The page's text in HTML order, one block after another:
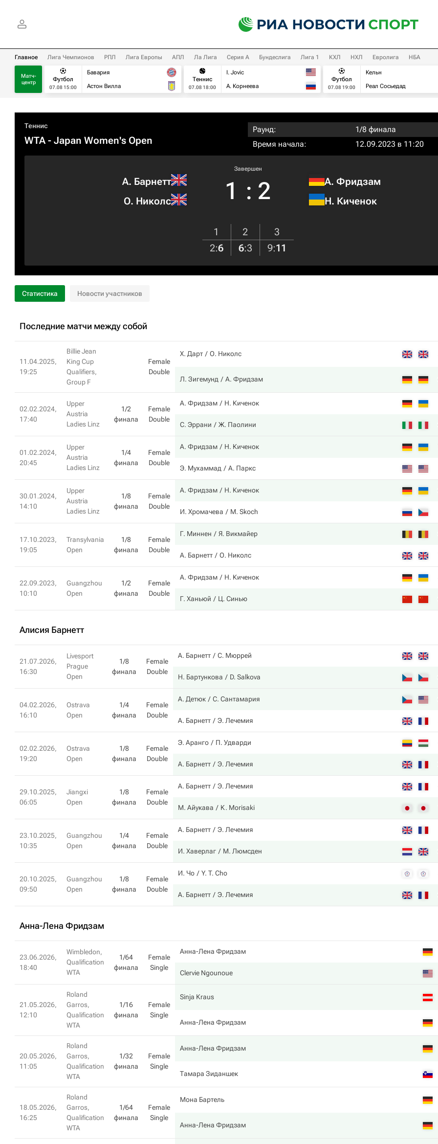
Главное Лига Чемпионов РПЛ Лига Европы АПЛ Ла Лига Серия А Бундеслига Лига 1 КХЛ НХЛ Евролига НБА
Матч-
центр
Футбол
07.08 15:00
Бавария
Астон Вилла
Теннис
07.08 18:00
I. Jovic
А. Корнеева
Футбол
07.08 19:00
Кельн
Реал Сосьедад
Теннис
WTA- Japan Women's Open
Раунд:
1/8 финала
Время начала:
12.09.2023 в 11:20
А. Барнетт
О. Николс
Завершен
1 : 2
А. Фридзам
Н. Киченок
1 2
3
2:6 6:3 9:11
Статистика Новости участников
Последние матчи между собой
11.04.2025,
19:25
Billie Jean
King Cup
Qualifiers,
Group F
Female
Double
Х. Дарт О. Николс
Л. Зигемунд А. Фридзам
02.02.2024,
17:40
Upper
Austria
Ladies Linz
1/2
финала
Female
Double
А. Фридзам Н. Киченок
С. Эррани Ж. Паолини
01.02.2024,
20:45
Upper
Austria
Ladies Linz
1/4
финала
Female
Double
А. Фридзам Н. Киченок
Э. Мухаммад А. Паркс
30.01.2024,
14:10
Upper
Austria
Ladies Linz
1/8
финала
Female
Double
А. Фридзам Н. Киченок
И. Хромачева M. Skoch
17.10.2023,
19:05
Transylvania
Open
1/8
финала
Female
Double
Г. Миннен Я. Викмайер
А. Барнетт О. Николс
22.09.2023,
10:10
Guangzhou
Open
1/2
финала
Female
Double
А. Фридзам Н. Киченок
Г. Ханьюй Ц. Синью
Алисия Барнетт
21.07.2026,
16:30
Livesport
Prague
Open
1/8
финала
Female
Double
А. Барнетт С. Мюррей
Н. Бартункова D. Salkova
04.02.2026,
16:10
Ostrava
Open
1/4
финала
Female
Double
А. Детюк С. Сантамария
А. Барнетт Э. Лечемия
02.02.2026,
19:20
Ostrava
Open
1/8
финала
Female
Double
Э. Аранго П. Удварди
А. Барнетт Э. Лечемия
29.10.2025,
06:05
Jiangxi
Open
1/8
финала
Female
Double
А. Барнетт Э. Лечемия
М. Айукава K. Morisaki
23.10.2025,
10:35
Guangzhou
Open
1/4
финала
Female
Double
А. Барнетт Э. Лечемия
И. Хаверлаг М. Люмсден
20.10.2025,
09:50
Guangzhou
Open
1/8
финала
Female
Double
И. Чо Y. T. Cho
А. Барнетт Э. Лечемия
Анна-Лена Фридзам
23.06.2026,
18:40
Wimbledon,
Qualification
WTA
1/64
финала
Female
Single
Анна-Лена Фридзам
Clervie Ngounoue
21.05.2026,
12:10
Roland
Garros,
Qualification
WTA
1/16
финала
Female
Single
Sinja Kraus
Анна-Лена Фридзам
20.05.2026,
11:05
Roland
Garros,
Qualification
WTA
1/32
финала
Female
Single
Анна-Лена Фридзам
Тамара Зиданшек
18.05.2026,
16:25
Roland
Garros,
Qualification
WTA
1/64
финала
Female
Single
Мона Бартель
Анна-Лена Фридзам